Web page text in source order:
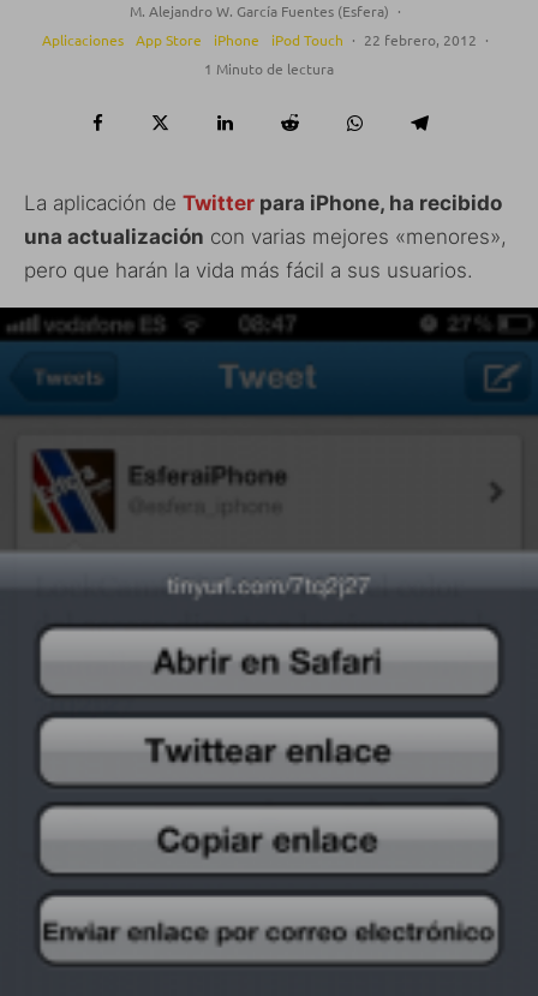
M. Alejandro W. García Fuentes (Esfera) ·
Aplicaciones
App Store iPhone iPod Touch · 22 febrero, 2012 ·
1 Minuto de lectura
La aplicación de Twitter para iPhone, ha recibido
una actualización con varias mejores «menores»,
pero que harán la vida más fácil a sus usuarios.